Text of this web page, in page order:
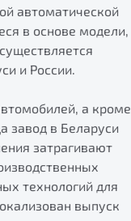
автоматической
в основе модели,
и России.
а кроме
завод в Беларуси
затрагивают
технологий для
выпуск